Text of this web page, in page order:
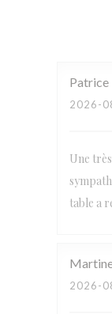
Patrice
2026-
Une
table a
2026-